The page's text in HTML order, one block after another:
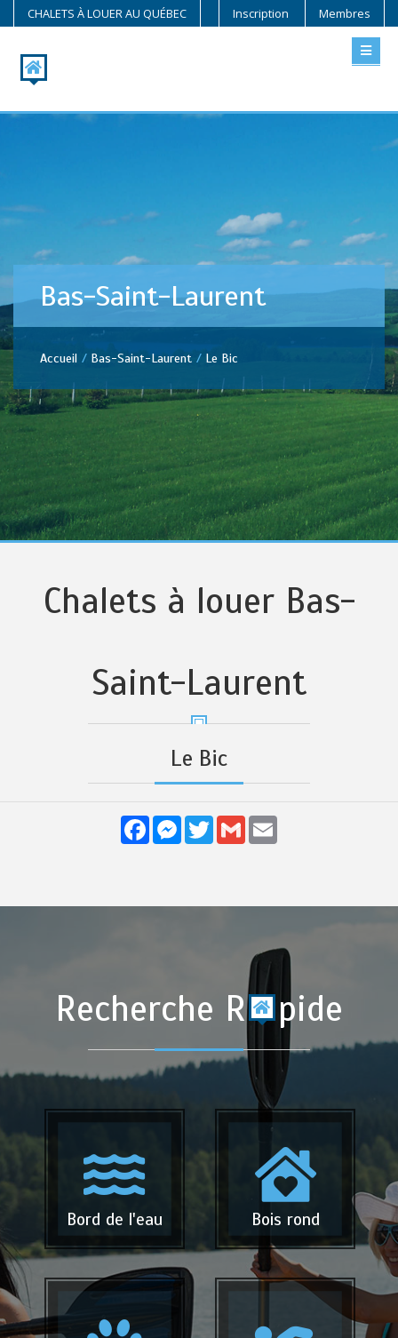
CHALETS À LOUER AU QUÉBEC Inscription Membres
Bas-Saint-Laurent
Accueil Bas-Saint-Laurent Le Bic
Chalets à louer Bas-
Saint-Laurent
Le Bic
FacebookMessenger
TwitterGmail
Recherche R pide
Bord de l'eau Bois rond